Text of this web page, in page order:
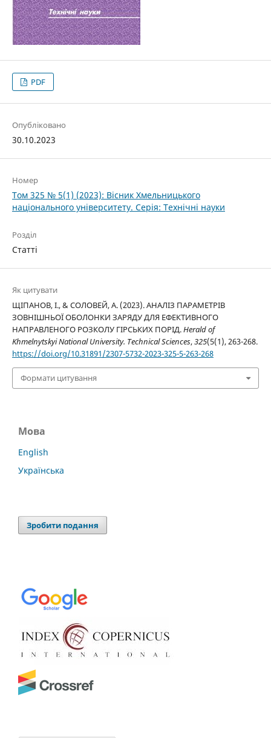
PDF
Опубліковано
30.10.2023
Номер
Том 325 № 5(1) (2023): Вісник Хмельницького
національного університету. Серія: Технічні науки
Розділ
Статті
Як цитувати
ЩІПАНОВ, І., & СОЛОВЕЙ, А. (2023). АНАЛІЗ ПАРАМЕТРІВ
ЗОВНІШНЬОЇ ОБОЛОНКИ ЗАРЯДУ ДЛЯ ЕФЕКТИВНОГО
НАПРАВЛЕНОГО РОЗКОЛУ ГІРСЬКИХ ПОРІД.Herald of
Khmelnytskyi National University. Technical Sciences,325(5(1), 263-268.
https://doi.org/10.31891/2307-5732-2023-325-5-263-268
Формати цитування
Мова
English
Українська
Зробити подання